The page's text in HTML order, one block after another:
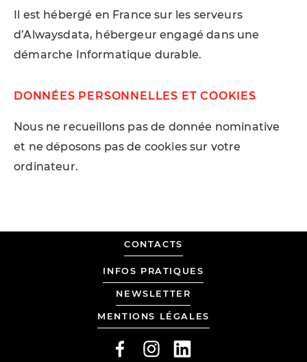
Il est hébergé en France sur les serveurs
d’Alwaysdata, hébergeur engagé dans une
démarche Informatique durable.
DONNÉES PERSONNELLES ET COOKIES
Nous ne recueillons pas de donnée nominative
et ne déposons pas de cookies sur votre
ordinateur.
CONTACTS
INFOS PRATIQUES
NEWSLETTER
MENTIONS LÉGALES
FACEBOOK
BY
LOLA
DUVAL
TANGUY
FROM